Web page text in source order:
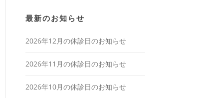
最新のお知らせ
2026年12月の休診日のお知らせ
2026年11月の休診日のお知らせ
2026年10月の休診日のお知らせ